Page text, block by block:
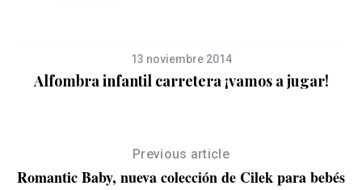
13 noviembre 2014
Alfombra infantil carretera ¡vamos a jugar!
Previous article
Romantic Baby, nueva colección de Cilek para bebés